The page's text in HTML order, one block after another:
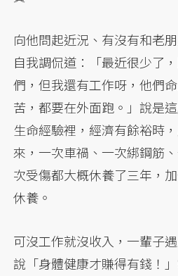
向他問起近況、有沒有和老
自我調侃道：「最近很少了
們，但我還有工作呀，他們
苦，都要在外面跑。」說是
生命經驗裡，經濟有餘裕時
來，一次車禍、一次綁鋼筋
次受傷都大概休養了三年，
休養。
可沒工作就沒收入，一輩子
說「身體健康才賺得有錢！